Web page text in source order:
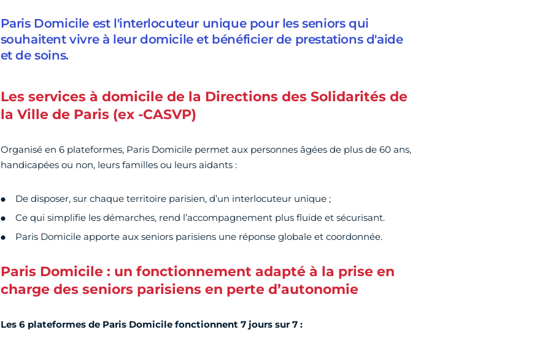
Paris Domicile est l'interlocuteur unique pour les seniors qui
souhaitent vivre à leur domicile et bénéficier de prestations d'aide
et de soins.
Les services à domicile de la Directions des Solidarités de
la Ville de Paris (ex -CASVP)
Organisé en 6 plateformes, Paris Domicile permet aux personnes âgées de plus de 60 ans,
handicapées ou non, leurs familles ou leurs aidants :
De disposer, sur chaque territoire parisien, d’un interlocuteur unique ;
Ce qui simplifie les démarches, rend l’accompagnement plus fluide et sécurisant.
Paris Domicile apporte aux seniors parisiens une réponse globale et coordonnée.
Paris Domicile : un fonctionnement adapté à la prise en
charge des seniors parisiens en perte d’autonomie
Les 6 plateformes de Paris Domicile fonctionnent 7 jours sur 7 :